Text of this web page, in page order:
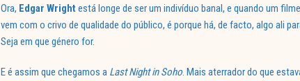
Ora, Edgar Wrightestá longe de ser um indivíduo banal, e quando um
vem com o crivo de qualidade do público, é porque há, de facto, algo ali
Seja em que género for.
E é assim que chegamos a Last Night in Soho. Mais aterrador do que